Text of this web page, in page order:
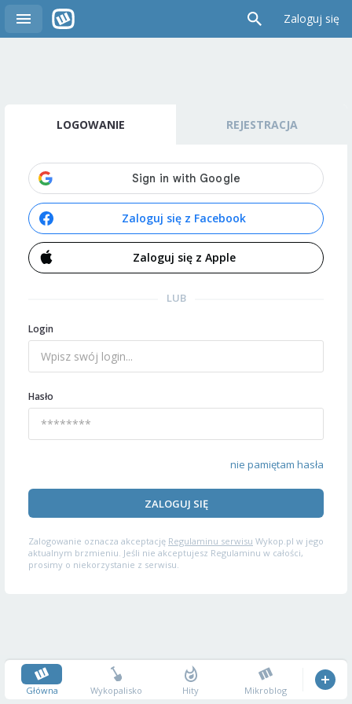
Zaloguj się
LOGOWANIE REJESTRACJA
Zaloguj się z Facebook
Zaloguj się z Apple
LUB
Login
Hasło
nie pamiętam hasła
ZALOGUJ SIĘ
Zalogowanie oznacza akceptację Regulaminu serwisu Wykop.pl w jego
aktualnym brzmieniu. Jeśli nie akceptujesz Regulaminu w całości,
prosimy o niekorzystanie z serwisu.
Główna Wykopalisko Hity Mikroblog